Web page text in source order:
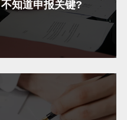
不知道申报关键?